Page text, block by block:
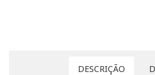
DESCRIÇÃO